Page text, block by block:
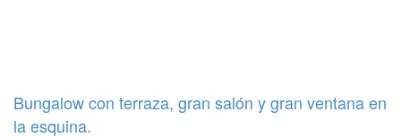
Bungalow con terraza, gran salón y gran ventana en
la esquina.